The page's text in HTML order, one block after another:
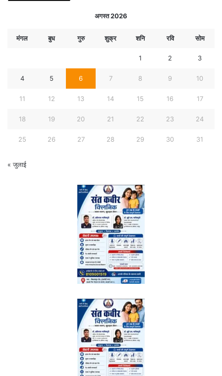
अगस्त 2026
मंगल बुध गुरु शुक्र शनि रवि सोम
1 2 3
4 5 6 7 8 9 10
11 12 13 14 15 16 17
18 19 20 21 22 23 24
25 26 27 28 29 30 31
« जुलाई